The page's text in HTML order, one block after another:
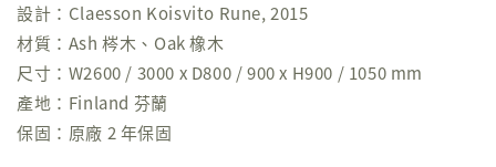
設計：Claesson Koisvito Rune, 2015
材質：Ash 梣木、Oak 橡木
尺寸：W2600 / 3000 x D800 / 900 x H900 / 1050 mm
產地：Finland 芬蘭
保固：原廠 2 年保固